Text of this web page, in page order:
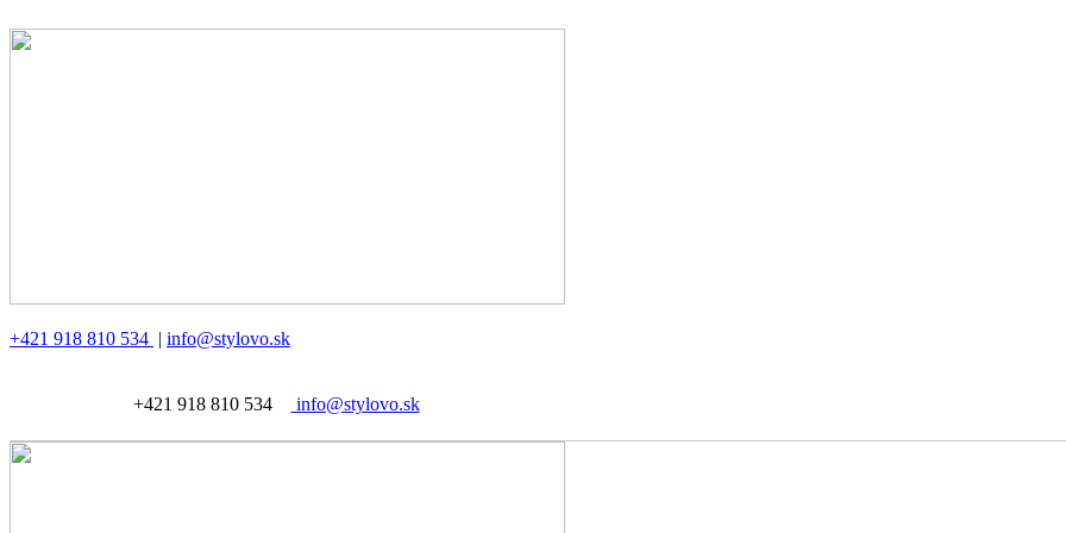
+421 918 810 534 | info@stylovo.sk
+421 918 810 534 info@stylovo.sk